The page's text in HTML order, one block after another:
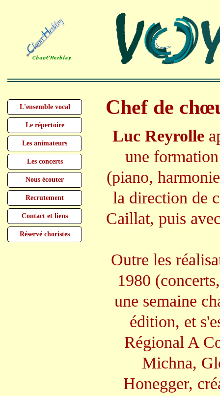
L'ensemble vocal
Le répertoire
Les animateurs
Les concerts
Nous écouter
Recrutement
Contact et liens
Réservé choristes
Chef de
Luc Reyrolle
une
(piano,
la direction de
Caillat, puis
Outre les
1980
une semaine
édition, et
Régional A
Michna,
Honegger,